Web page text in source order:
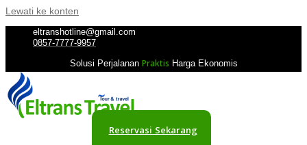
Lewati ke konten
eltranshotline@gmail.com
0857-7777-9957
Solusi Perjalanan Praktis Harga Ekonomis
Reservasi Sekarang